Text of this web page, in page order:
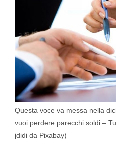
Questa voce va messa nella
vuoi perdere parecchi soldi –
jdidi da Pixabay)